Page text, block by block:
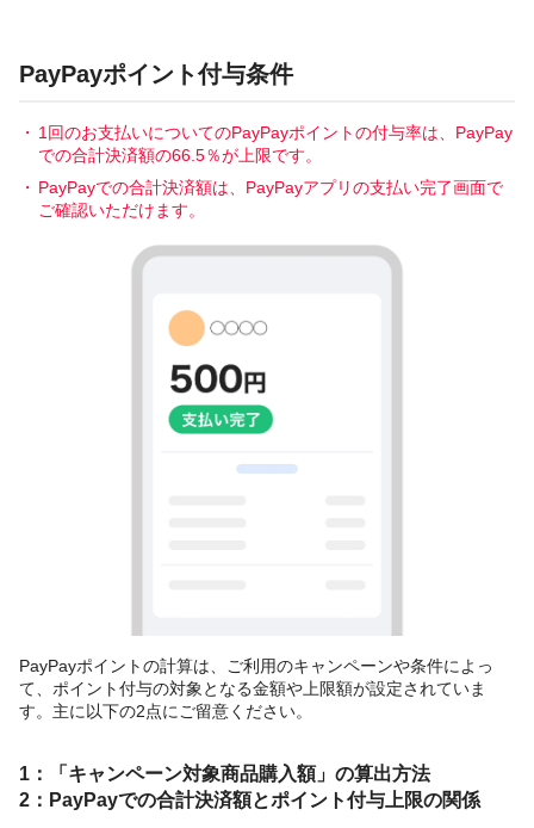
PayPayポイント付与条件
1回のお支払いについてのPayPayポイントの付与率は、PayPay
での合計決済額の66.5％が上限です。
PayPayでの合計決済額は、PayPayアプリの支払い完了画面で
ご確認いただけます。
PayPayポイントの計算は、ご利用のキャンペーンや条件によっ
て、ポイント付与の対象となる金額や上限額が設定されていま
す。主に以下の2点にご留意ください。
1：「キャンペーン対象商品購入額」の算出方法
2：PayPayでの合計決済額とポイント付与上限の関係